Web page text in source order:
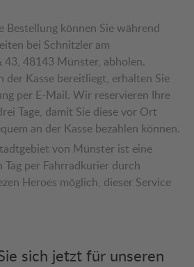
Bestellung können Sie während
bei Schnitzler am
43, 48143 Münster, abholen.
der Kasse bereitliegt, erhalten Sie
per E-Mail. Wir reservieren Ihre
Tage, damit Sie diese vor Ort
an der Kasse bezahlen können.
von Münster ist eine
Tag per Fahrradkurier durch
Heroes möglich, dieser Service
sich jetzt für unseren